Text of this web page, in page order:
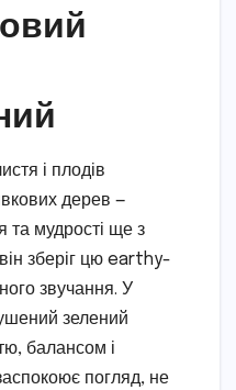
і плодів
дерев —
та мудрості ще з
зберіг цю earthy-
звучання. У
зелений
балансом і
погляд, не